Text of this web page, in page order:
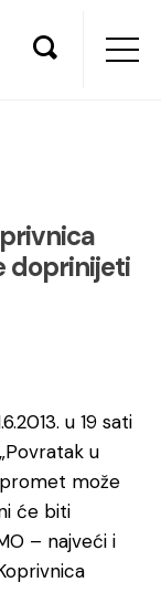
doprinijeti
u 19 sati
u
može
će biti
– najveći i